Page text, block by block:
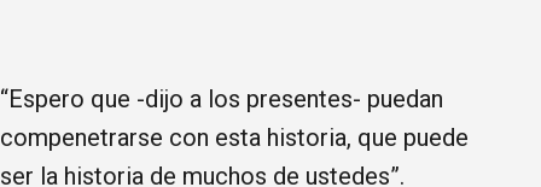
“Espero que -dijo a los presentes- puedan
compenetrarse con esta historia, que puede
ser la historia de muchos de ustedes”.